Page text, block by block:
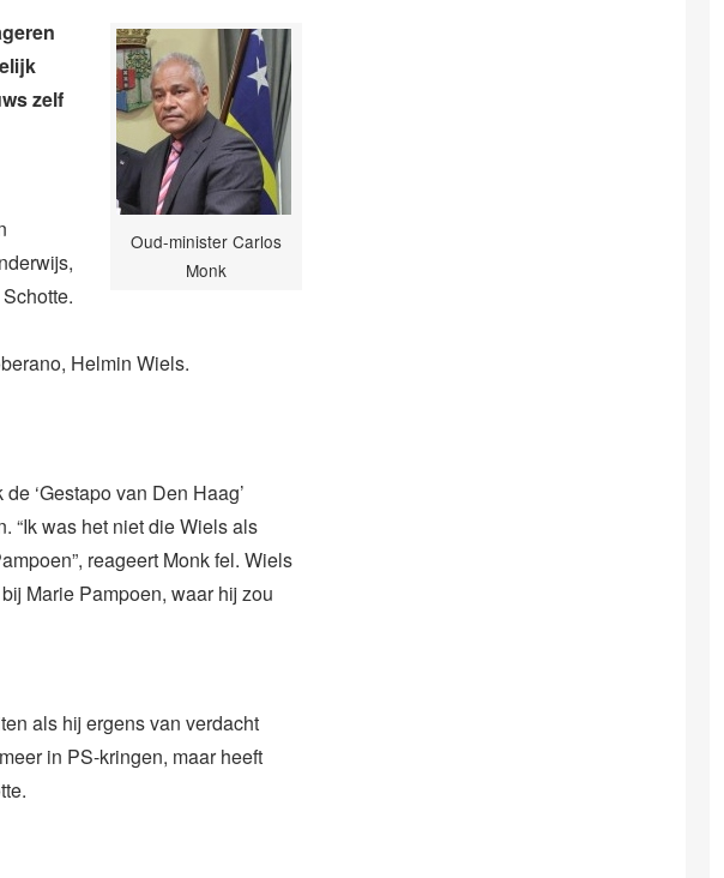
Oud-minister Carlos
Monk
zelf
Helmin Wiels.
‘Gestapo van Den Haag’
“Ik was het niet die Wiels als
reageert Monk fel. Wiels
Marie Pampoen, waar hij zou
als hij ergens van verdacht
in PS-kringen, maar heeft